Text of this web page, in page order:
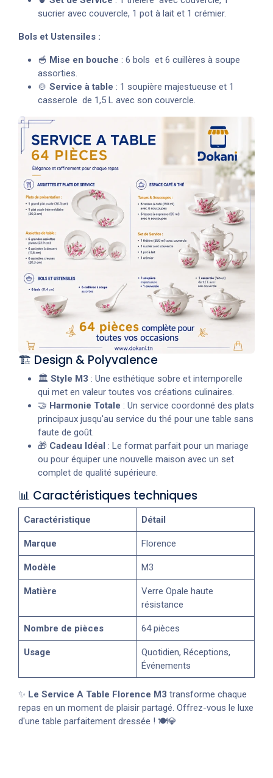
sucrier avec couvercle, 1 pot à lait et 1 crémier.
Bols et Ustensiles :
🥣 Mise en bouche : 6 bols et 6 cuillères à soupe
assorties.
🍲 Service à table : 1 soupière majestueuse et 1
casserole de 1,5 L avec son couvercle.
🏗️ Design & Polyvalence
🏛️ Style M3 : Une esthétique sobre et intemporelle
qui met en valeur toutes vos créations culinaires.
🤝 Harmonie Totale : Un service coordonné des plats
principaux jusqu'au service du thé pour une table sans
faute de goût.
🎁 Cadeau Idéal : Le format parfait pour un mariage
ou pour équiper une nouvelle maison avec un set
complet de qualité supérieure.
📊 Caractéristiques techniques
Caractéristique Détail
Marque Florence
Modèle M3
Matière
Verre Opale haute
résistance
Nombre de pièces 64 pièces
Usage
Quotidien, Réceptions,
Événements
✨ Le Service A Table Florence M3 transforme chaque
repas en un moment de plaisir partagé. Offrez-vous le luxe
d'une table parfaitement dressée ! 🍽️💎